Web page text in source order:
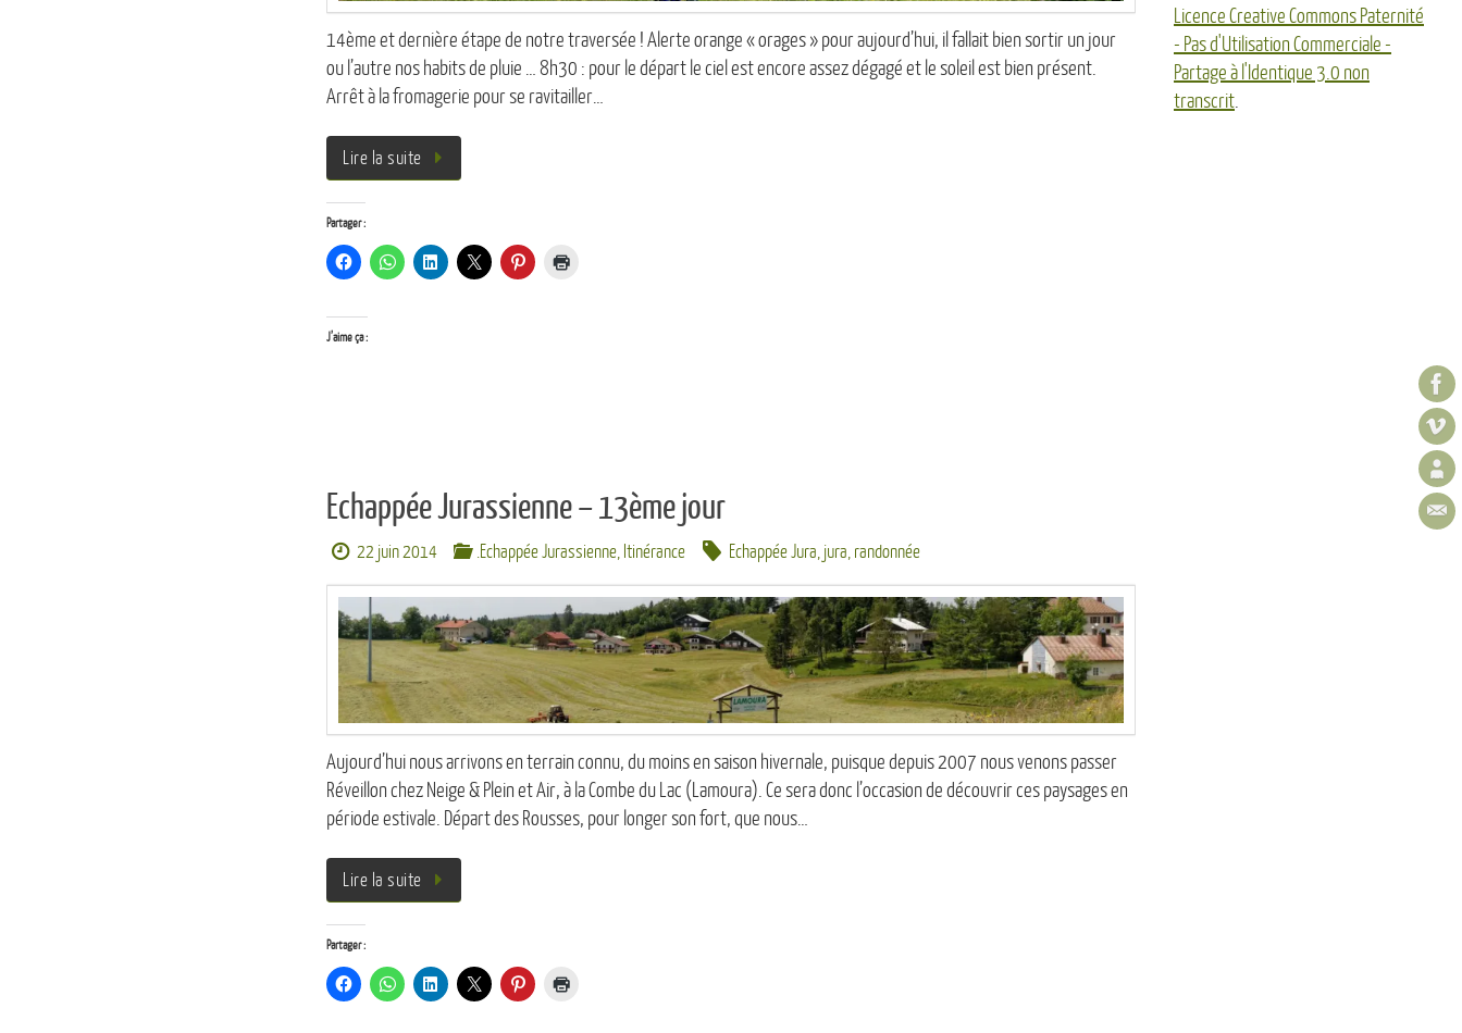
14ème et dernière étape de notre traversée ! Alerte orange « orages » pour aujourd’hui, il fallait bien sortir un jour
ou l’autre nos habits de pluie … 8h30 : pour le départ le ciel est encore assez dégagé et le soleil est bien présent.
Arrêt à la fromagerie pour se ravitailler…
Lire la suite
Partager :
J’aime ça :
Echappée Jurassienne – 13ème jour
22 juin 2014 .Echappée Jurassienne, Itinérance Echappée Jura, jura, randonnée
Aujourd’hui nous arrivons en terrain connu, du moins en saison hivernale, puisque depuis 2007 nous venons passer
Réveillon chez Neige & Plein et Air, à la Combe du Lac (Lamoura). Ce sera donc l’occasion de découvrir ces paysages en
période estivale. Départ des Rousses, pour longer son fort, que nous…
Lire la suite
Partager :
Licence Creative Commons Paternité
- Pas d'Utilisation Commerciale -
Partage à l'Identique 3.0 non
transcrit